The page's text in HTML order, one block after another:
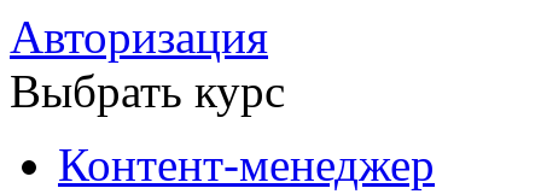
Авторизация
Выбрать курс
Контент-менеджер